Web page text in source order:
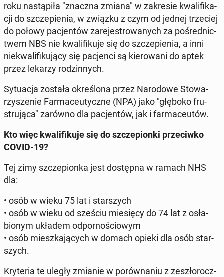
roku na­stą­pi­ła "znaczna zmiana" w za­kre­sie kwa­li­fi­ka­
cji do szcze­pie­nia, w związku z czym od jednej trze­ciej
do połowy pa­cjen­tów za­re­je­stro­wa­nych za po­śred­nic­
twem NBS nie kwa­li­fi­ku­je się do szcze­pie­nia, a inni
nie­kwa­li­fi­ku­ją­cy się pa­cjen­ci są kie­ro­wa­ni do aptek
przez lekarzy ro­dzin­nych.
Sy­tu­acja została okre­ślo­na przez Na­ro­do­we Sto­wa­
rzy­sze­nie Far­ma­ceu­tycz­ne (NPA) jako "głęboko fru­
stru­ją­ca" zarówno dla pa­cjen­tów, jak i far­ma­ceu­tów.
Kto więc kwa­li­fi­ku­je się do szcze­pion­ki prze­ciw­ko
COVID-19?
Tej zimy szcze­pion­ka jest do­stęp­na w ramach NHS
dla:
• osób w wieku 75 lat i star­szych
• osób w wieku od sześciu mie­się­cy do 74 lat z osła­
bio­nym układem od­por­no­ścio­wym
• osób miesz­ka­ją­cych w domach opieki dla osób star­
szych.
Kry­te­ria te uległy zmianie w po­rów­na­niu z ze­szło­rocz­